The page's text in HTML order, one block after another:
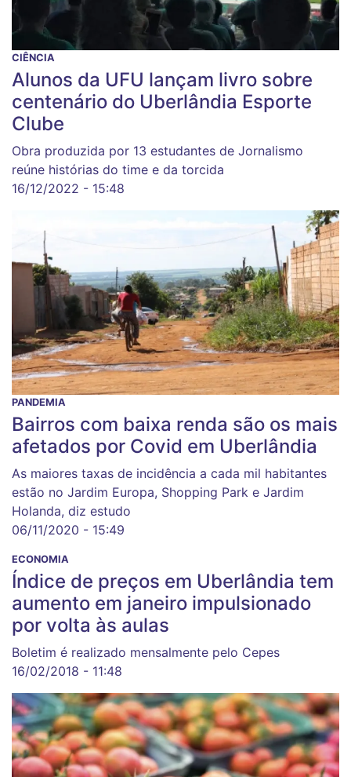
CIÊNCIA
Alunos da UFU lançam livro sobre
centenário do Uberlândia Esporte
Clube
Obra produzida por 13 estudantes de Jornalismo
reúne histórias do time e da torcida
16/12/2022 - 15:48
PANDEMIA
Bairros com baixa renda são os mais
afetados por Covid em Uberlândia
As maiores taxas de incidência a cada mil habitantes
estão no Jardim Europa, Shopping Park e Jardim
Holanda, diz estudo
06/11/2020 - 15:49
ECONOMIA
Índice de preços em Uberlândia tem
aumento em janeiro impulsionado
por volta às aulas
Boletim é realizado mensalmente pelo Cepes
16/02/2018 - 11:48